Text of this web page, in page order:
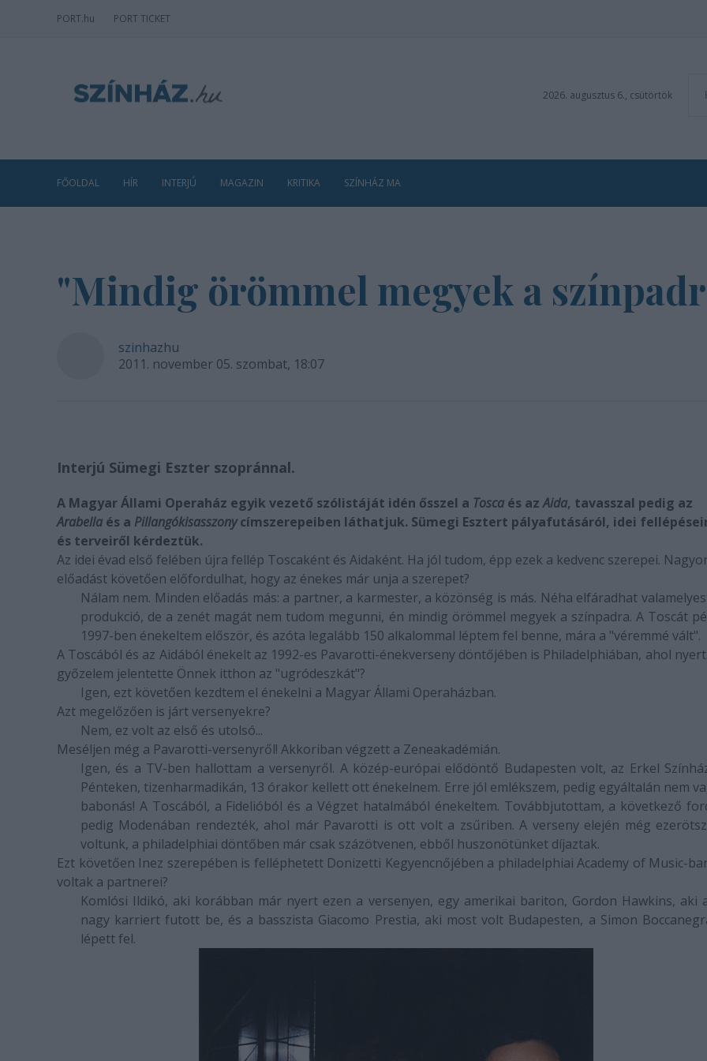
PORT.hu PORT TICKET
2026. augusztus 6., csütörtök
FŐOLDAL HÍR INTERJÚ MAGAZIN KRITIKA SZÍNHÁZ MA
"Mindig örömmel megyek a
szinhazhu
2011. november 05. szombat, 18:07
Interjú Sümegi Eszter szopránnal.
A Magyar Állami Operaház egyik vezető szólistáját idén ősszel a Tosca és azAida, tavasszal pedig az
Arabella és a Pillangókisasszonycímszerepeiben láthatjuk. Sümegi Esztert pályafutásáról, idei
és terveiről kérdeztük.
Az idei évad első felében újra fellép Toscaként és Aidaként. Ha jól tudom, épp ezek a kedvenc szerepei.
előadást követően előfordulhat, hogy az énekes már unja a szerepet?
Nálam nem. Minden előadás más: a partner, a karmester, a közönség is más. Néha elfáradhat
produkció, de a zenét magát nem tudom megunni, én mindig örömmel megyek a színpadra. A Toscát
1997-ben énekeltem először, és azóta legalább 150 alkalommal léptem fel benne, mára a "véremmé vált".
A Toscából és az Aidából énekelt az 1992-es Pavarotti-énekverseny döntőjében is Philadelphiában, ahol
győzelem jelentette Önnek itthon az "ugródeszkát"?
Igen, ezt követően kezdtem el énekelni a Magyar Állami Operaházban.
Azt megelőzően is járt versenyekre?
Nem, ez volt az első és utolsó...
Meséljen még a Pavarotti-versenyről! Akkoriban végzett a Zeneakadémián.
Igen, és a TV-ben hallottam a versenyről. A közép-európai elődöntő Budapesten volt, az Erkel
Pénteken, tizenharmadikán, 13 órakor kellett ott énekelnem. Erre jól emlékszem, pedig egyáltalán nem
babonás! A Toscából, a Fidelióból és a Végzet hatalmából énekeltem. Továbbjutottam, a következő
pedig Modenában rendezték, ahol már Pavarotti is ott volt a zsűriben. A verseny elején még
voltunk, a philadelphiai döntőben már csak százötvenen, ebből huszonötünket díjaztak.
Ezt követően Inez szerepében is felléphetett Donizetti Kegyencnőjében a philadelphiai Academy of Music-
voltak a partnerei?
Komlósi Ildikó, aki korábban már nyert ezen a versenyen, egy amerikai bariton, Gordon Hawkins, aki
nagy karriert futott be, és a basszista Giacomo Prestia, aki most volt Budapesten, a Simon
lépett fel.